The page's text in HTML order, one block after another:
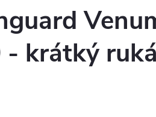
- krátký